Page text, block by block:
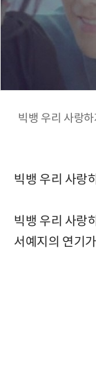
빅뱅 우리 사랑
빅뱅 우리 사랑
빅뱅 우리 사랑
서예지의 연기